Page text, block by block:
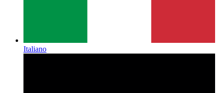
Italiano